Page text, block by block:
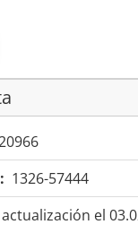
1326-57444
el